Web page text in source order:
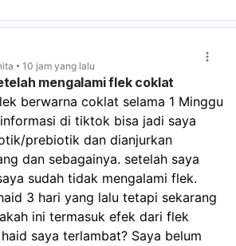
hari, kemungkinan masih dalam batas
banyak, keluar gumpalan besar,
sangat lemas/pusing, perlu segera
hamil, tetap lakukan tes
berhenti pil KB dan hubungan tanpa
ada risiko hamil. Untuk memantau:
mulai dan selesai perdarahan.
darah, warna, dan apakah nyeri
teratur terus selama 2–3 bulan,
Kalau keluhan kram dan lemas
sebaiknya kontrol ke dokter
10 jam yang lalu
mengalami flek coklat
berwarna coklat selama 1 Minggu
di tiktok bisa jadi saya
prebiotik dan dianjurkan
dan sebagainya. setelah saya
sudah tidak mengalami flek.
3 hari yang lalu tetapi sekarang
ini termasuk efek dari flek
saya terlambat? Saya belum